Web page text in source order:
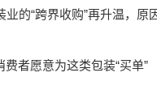
业的“跨界收购”再升温，原
费者愿意为这类包装“买单”